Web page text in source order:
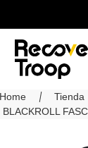
Tienda
BLACKROLL